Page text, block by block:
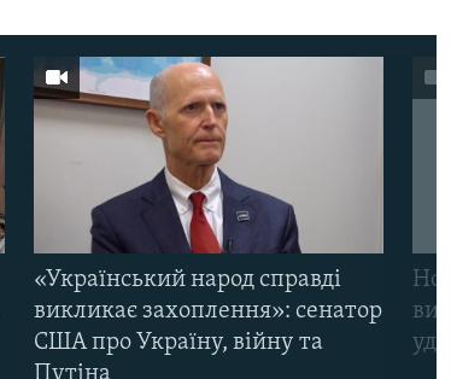
«Український народ справді
викликає захоплення»: сенатор
США про Україну, війну та